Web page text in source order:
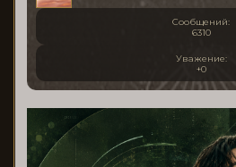
Сообщений:
6310
Уважение:
+0